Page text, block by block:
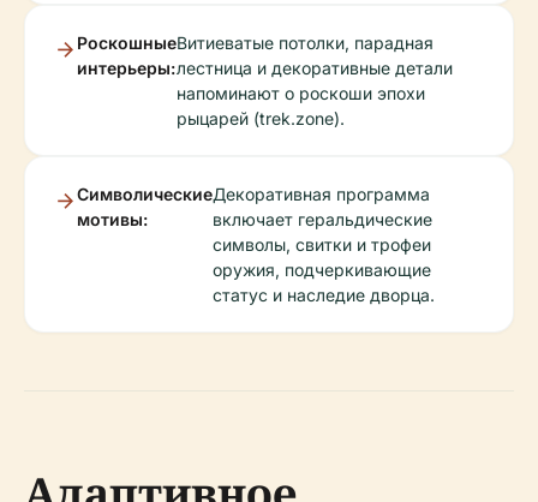
Роскошные
интерьеры:
Витиеватые потолки, парадная
лестница и декоративные детали
напоминают о роскоши эпохи
рыцарей (trek.zone).
Символические
мотивы:
Декоративная программа
включает геральдические
символы, свитки и трофеи
оружия, подчеркивающие
статус и наследие дворца.